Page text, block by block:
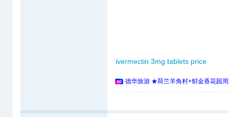
ivermectin 3mg tablets price
德华旅游 ★荷兰羊角村+郁金香花园